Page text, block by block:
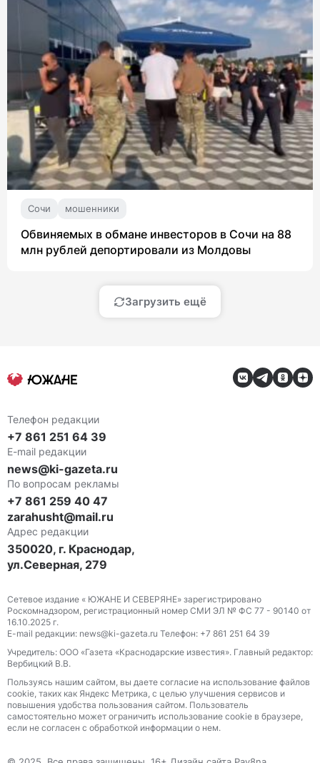
Сочи мошенники
Обвиняемых в обмане инвесторов в Сочи на 88
млн рублей депортировали из Молдовы
Загрузить ещё
Телефон редакции
+7 861 251 64 39
E-mail редакции
news@ki-gazeta.ru
По вопросам рекламы
+7 861 259 40 47
zarahusht@mail.ru
Адрес редакции
350020, г. Краснодар,
ул.Северная, 279
Сетевое издание « ЮЖАНЕ И СЕВЕРЯНЕ» зарегистрировано
Роскомнадзором, регистрационный номер СМИ ЭЛ № ФС 77 - 90140 от
16.10.2025 г.
E-mail редакции: news@ki-gazeta.ru Телефон: +7 861 251 64 39
Учредитель: ООО «Газета «Краснодарские известия». Главный редактор:
Вербицкий В.В.
Пользуясь нашим сайтом, вы даете согласие на использование файлов
сооkіе, таких как Яндекс Метрика, с целью улучшения сервисов и
повышения удобства пользования сайтом. Пользователь
самостоятельно может ограничить использование сооkіе в браузере,
если не согласен с обработкой информации о нем.